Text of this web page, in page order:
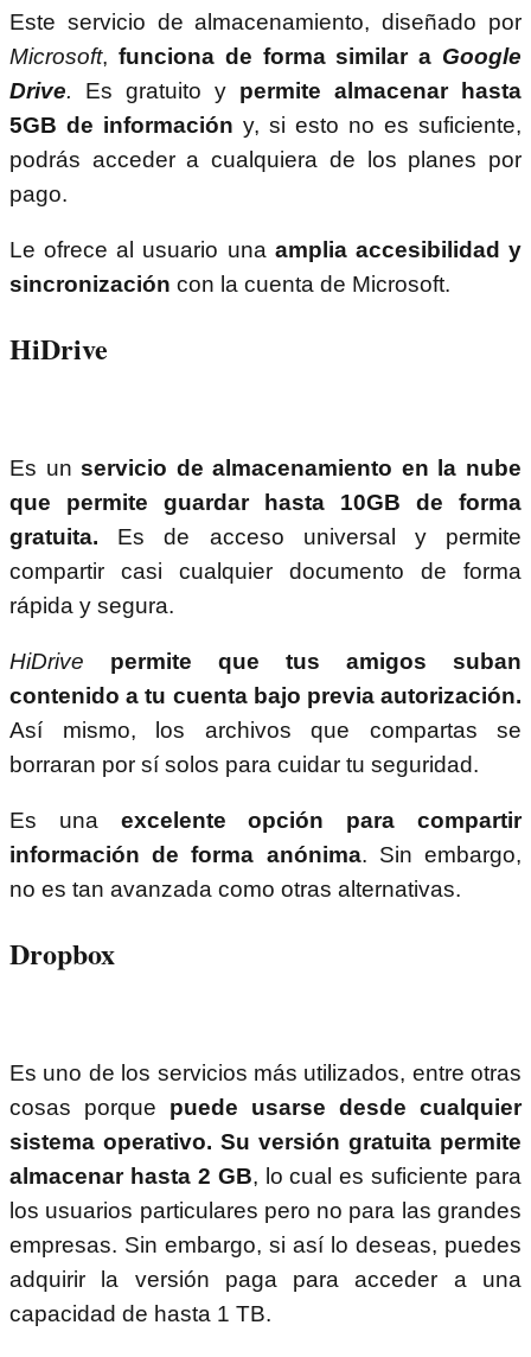
Este servicio de almacenamiento, diseñado por
Microsoft, funciona de forma similar a Google
Drive. Es gratuito y permite almacenar hasta
5GB de información y, si esto no es suficiente,
podrás acceder a cualquiera de los planes por
pago.
Le ofrece al usuario una amplia accesibilidad y
sincronización con la cuenta de Microsoft.
HiDrive
Es unservicio de almacenamiento en la nube
que permite guardar hasta 10GB de forma
gratuita. Es de acceso universal y permite
compartir casi cualquier documento de forma
rápida y segura.
HiDrive
permite que tus amigos suban
contenido a tu cuenta bajo previa autorización.
Así mismo, los archivos que compartas se
borraran por sí solos para cuidar tu seguridad.
Es una excelente opción para compartir
información de forma anónima. Sin embargo,
no es tan avanzada como otras alternativas.
Dropbox
Es uno de los servicios más utilizados, entre otras
cosas porque puede usarse desde cualquier
sistema operativo. Su versión gratuita permite
almacenar hasta 2 GB, lo cual es suficiente para
los usuarios particulares pero no para las grandes
empresas. Sin embargo, si así lo deseas, puedes
adquirir la versión paga para acceder a una
capacidad de hasta 1 TB.